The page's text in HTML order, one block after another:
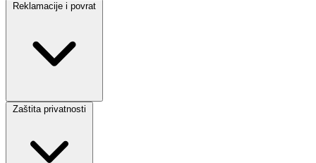
Reklamacije i povrat
Zaštita privatnosti